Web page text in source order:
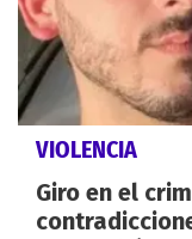
VIOLENCIA
Giro en el